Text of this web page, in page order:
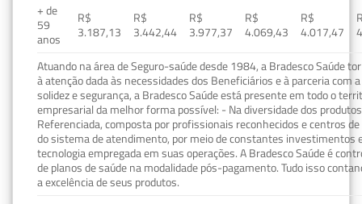
+ de
59
anos
R$
3.187,13
R$
3.442,44
R$
3.977,37
R$
4.069,43
R$
4.017,47
Atuando na área de Seguro-saúde desde 1984, a Bradesco Saúde
à atenção dada às necessidades dos Beneficiários e à parceria com
solidez e segurança, a Bradesco Saúde está presente em todo o
empresarial da melhor forma possível: - Na diversidade dos
Referenciada, composta por profissionais reconhecidos e centros
do sistema de atendimento, por meio de constantes investimentos
tecnologia empregada em suas operações. A Bradesco Saúde é
de planos de saúde na modalidade pós-pagamento. Tudo isso
a excelência de seus produtos.